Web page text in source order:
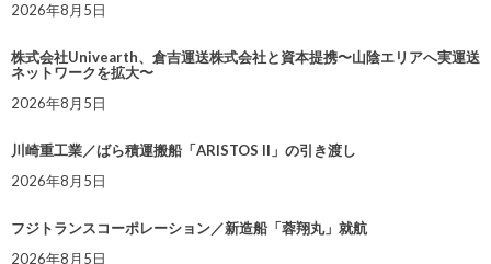
2026年8月5日
株式会社Univearth、倉吉運送株式会社と資本提携〜山陰エリアへ実運送
ネットワークを拡大〜
2026年8月5日
川崎重工業／ばら積運搬船「ARISTOS II」の引き渡し
2026年8月5日
フジトランスコーポレーション／新造船「蓉翔丸」就航
2026年8月5日